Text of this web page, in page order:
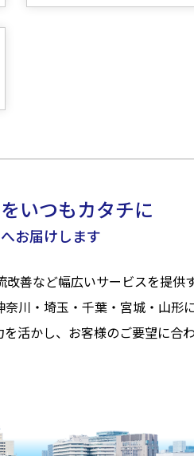
いつもカタチに
お届けします
善など幅広いサービスを提供
川・埼玉・千葉・宮城・山形
活かし、お客様のご要望に合